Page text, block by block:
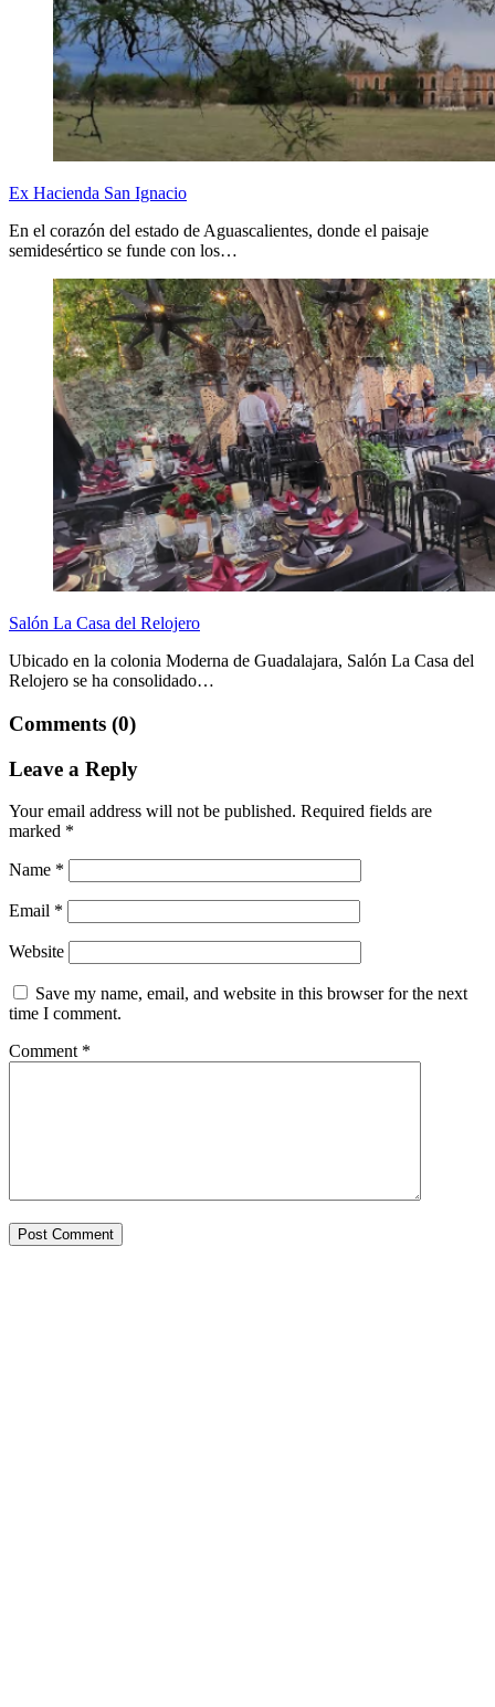
Ex Hacienda San Ignacio
En el corazón del estado de Aguascalientes, donde el paisaje
semidesértico se funde con los…
Salón La Casa del Relojero
Ubicado en la colonia Moderna de Guadalajara, Salón La Casa del
Relojero se ha consolidado…
Comments (0)
Leave a Reply
Your email address will not be published. Required fields are
marked *
Name *
Email *
Website
Save my name, email, and website in this browser for the next
time I comment.
Comment *